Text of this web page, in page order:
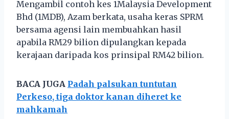
Mengambil contoh kes 1Malaysia Development
Bhd (1MDB), Azam berkata, usaha keras SPRM
bersama agensi lain membuahkan hasil
apabila RM29 bilion dipulangkan kepada
kerajaan daripada kos prinsipal RM42 bilion.
BACA JUGA Padah palsukan tuntutan
Perkeso, tiga doktor kanan diheret ke
mahkamah